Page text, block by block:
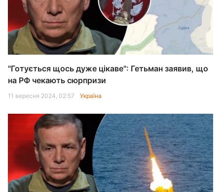
"Готується щось дуже цікаве": Гетьман заявив, що
на РФ чекають сюрпризи
11 вересня 2024, 02:57 Україна